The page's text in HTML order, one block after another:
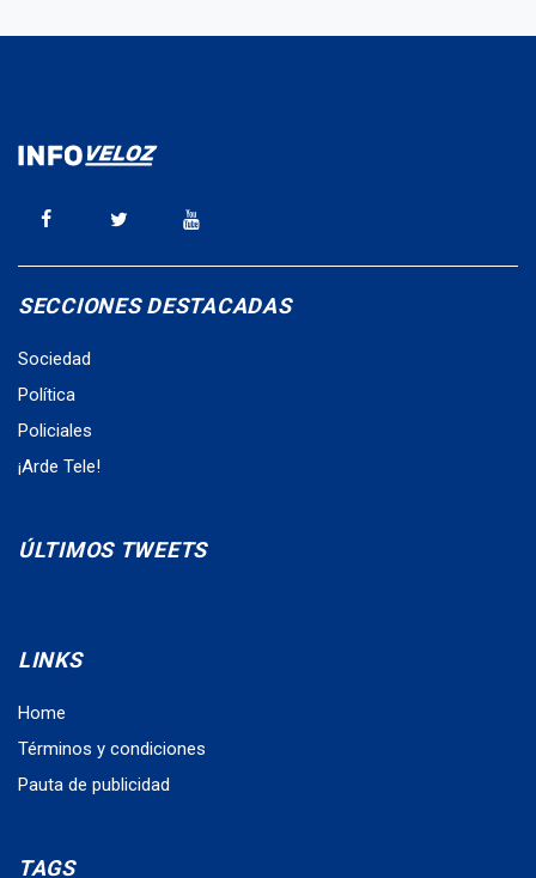
SECCIONES DESTACADAS
Sociedad
Política
Policiales
¡Arde Tele!
ÚLTIMOS TWEETS
LINKS
Home
Términos y condiciones
Pauta de publicidad
TAGS